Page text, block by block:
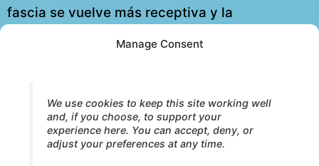
Manage Consent
We use cookies to keep this site working well
and, if you choose, to support your
experience here. You can accept, deny, or
adjust your preferences at any time.
fascia se vuelve más receptiva y la
un campo integrado de presencia encarnada.